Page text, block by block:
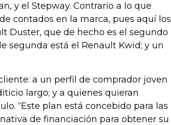
y el Stepway. Contrario a lo que
contados en la marca, pues aquí los
Duster, que de hecho es el segundo
segunda está el Renault Kwid; y un
a un perfil de comprador joven
largo; y a quienes quieran
“Este plan está concebido para las
de financiación para obtener su